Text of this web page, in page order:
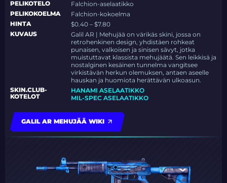
PELIKOTELO
Falchion-aselaatikko
PELIKOKOELMA
Falchion-kokoelma
HINTA
$0.40 – $7.80
KUVAUS
Galil AR | Mehujää on värikäs skini, jossa on
retrohenkinen design, yhdistäen rohkeat
punaisen, valkoisen ja sinisen sävyt, jotka
muistuttavat klassista mehujäätä. Sen leikkisä ja
nostalginen kesäinen tunnelma vangitsee
virkistävän herkun olemuksen, antaen aseelle
hauskan ja huomiota herättävän ulkoasun.
SKIN.CLUB-
KOTELOT
HANAMI ASELAATIKKO
MIL-SPEC ASELAATIKKO
GALIL AR MEHUJÄÄ WIKI